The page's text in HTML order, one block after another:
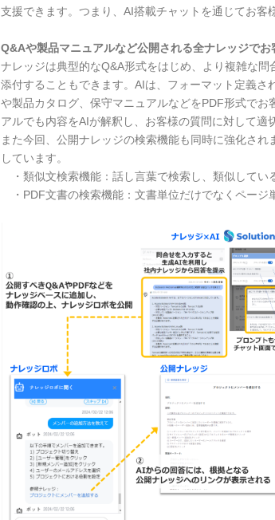
支援できます。つまり、AI搭載チャットを通じてお客
Q&Aや製品マニュアルなど公開される全ナレッジでお
ナレッジは典型的なQ&A形式をはじめ、より複雑な
添付することもできます。AIは、フォーマット定義
や製品カタログ、保守マニュアルなどをPDF形式で
アルでも内容をAIが解釈し、お客様の質問に対して適
また今回、公開ナレッジの検索機能も同時に強化さ
しています。
・類似文検索機能：話し言葉で検索し、類似してい
・PDF文書の検索機能：文書単位だけでなくページ